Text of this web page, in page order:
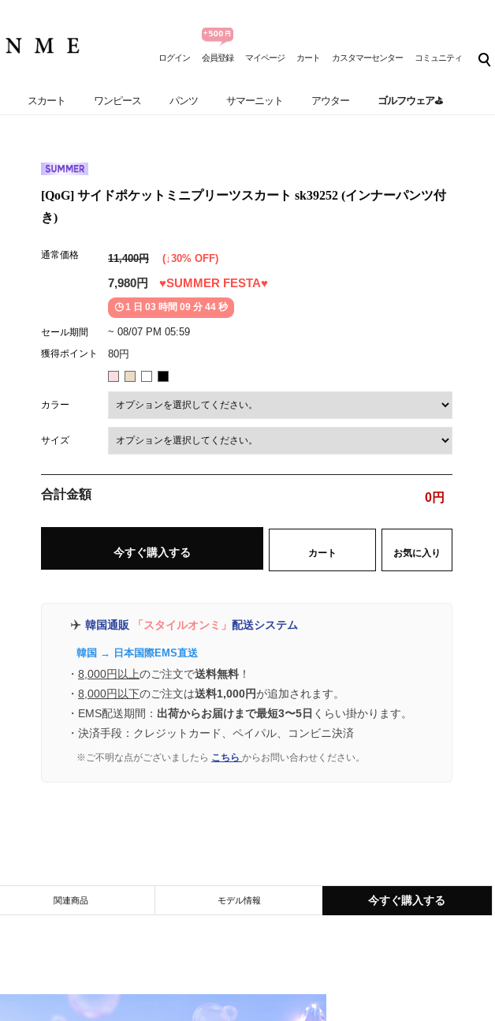
ログイン 会員登録 マイページ カート カスタマーセンター コミュニティ
スカート ワンピース パンツ サマーニット アウター ゴルフウェア⛳
[QoG] サイドポケットミニプリーツスカート sk39252 (インナーパンツ付
き)
通常価格 11,400円 (↓30% OFF)
7,980円 ♥SUMMER FESTA♥
1 日 03 時間 09 分 42 秒
セール期間 ~ 08/07 PM 05:59
獲得ポイント 80円
カラー
サイズ
合計金額 0円
今すぐ購入する カート お気に入り
✈️ 韓国通販 「スタイルオンミ」 配送システム
韓国 → 日本国際EMS直送
・ 8,000円以上のご注文で送料無料 ！
・ 8,000円以下のご注文は送料1,000円が追加されます。
・EMS配送期間： 出荷からお届けまで最短3〜5日 くらい掛かります。
・決済手段：クレジットカード、ペイパル、コンビニ決済
※ご不明な点がございましたら こちら からお問い合わせください。
関連商品 モデル情報 今すぐ購入する